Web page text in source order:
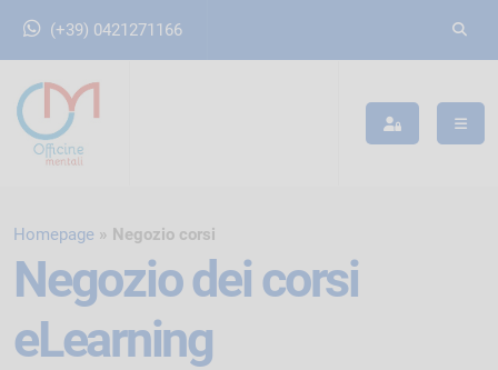
(+39) 0421271166
Negozio dei corsi
eLearning
Homepage Negozio corsi